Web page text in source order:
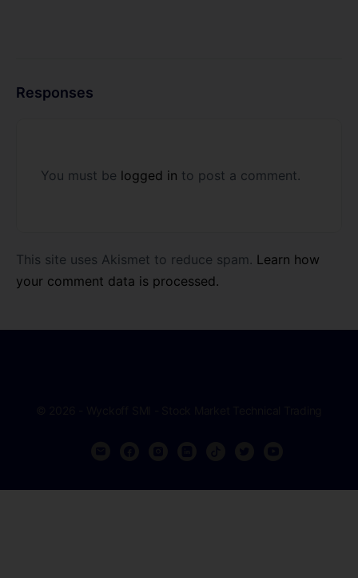
Responses
You must be logged in to post a comment.
This site uses Akismet to reduce spam. Learn how
your comment data is processed.